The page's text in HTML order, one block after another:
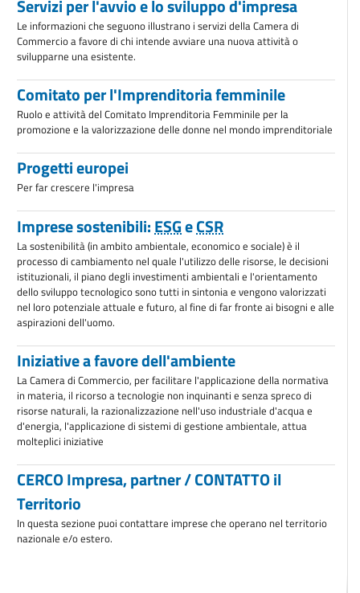
Servizi per l'avvio e lo sviluppo d'impresa
Le informazioni che seguono illustrano i servizi della Camera di
Commercio a favore di chi intende avviare una nuova attività o
svilupparne una esistente.
Comitato per l'Imprenditoria femminile
Ruolo e attività del Comitato Imprenditoria Femminile per la
promozione e la valorizzazione delle donne nel mondo imprenditoriale
Progetti europei
Per far crescere l'impresa
Imprese sostenibili:ESGeCSR
La sostenibilità (in ambito ambientale, economico e sociale) è il
processo di cambiamento nel quale l'utilizzo delle risorse, le decisioni
istituzionali, il piano degli investimenti ambientali e l'orientamento
dello sviluppo tecnologico sono tutti in sintonia e vengono valorizzati
nel loro potenziale attuale e futuro, al fine di far fronte ai bisogni e alle
aspirazioni dell'uomo.
Iniziative a favore dell'ambiente
La Camera di Commercio, per facilitare l'applicazione della normativa
in materia, il ricorso a tecnologie non inquinanti e senza spreco di
risorse naturali, la razionalizzazione nell'uso industriale d'acqua e
d'energia, l'applicazione di sistemi di gestione ambientale, attua
molteplici iniziative
CERCO Impresa, partner / CONTATTO il
Territorio
In questa sezione puoi contattare imprese che operano nel territorio
nazionale e/o estero.